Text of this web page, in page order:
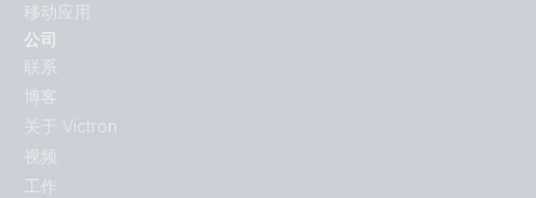
移动应用
公司
联系
博客
关于 Victron
视频
工作